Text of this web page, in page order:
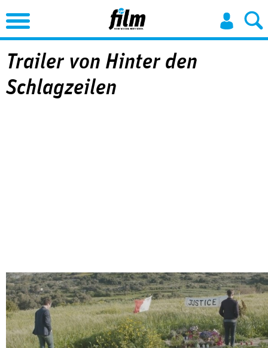
Jump to Navigation
Trailer von Hinter den
Schlagzeilen